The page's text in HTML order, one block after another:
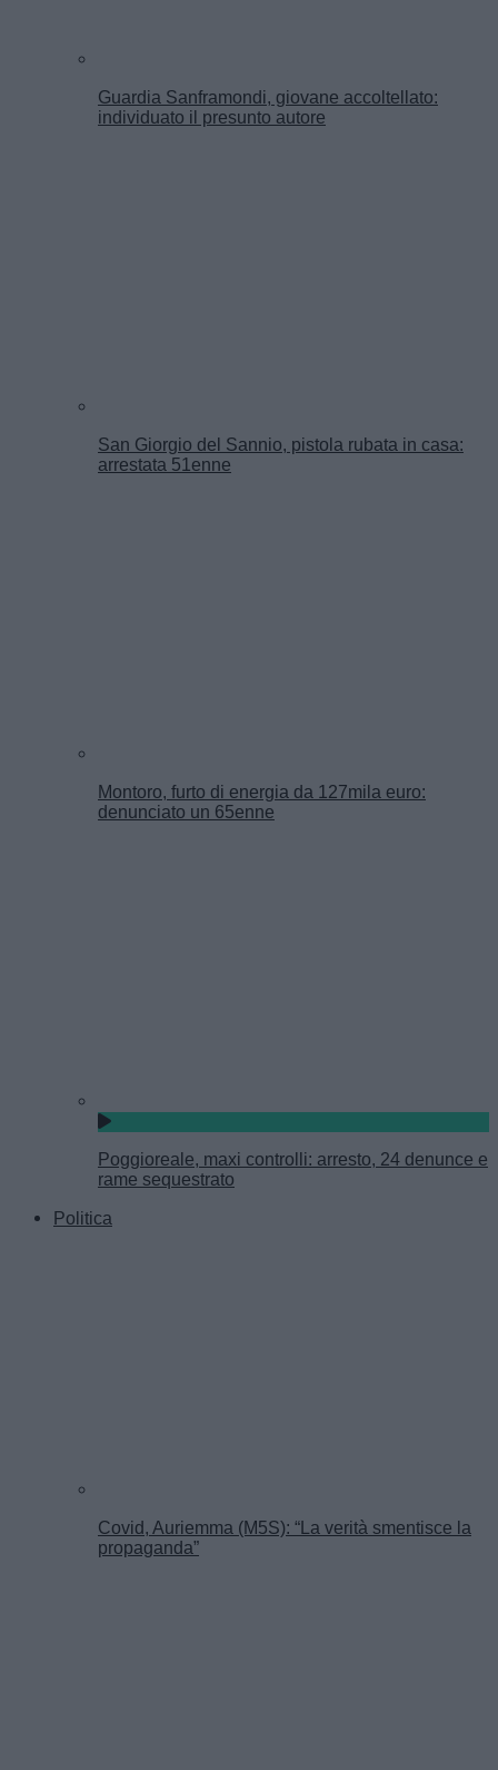
Guardia Sanframondi, giovane accoltellato:
individuato il presunto autore
San Giorgio del Sannio, pistola rubata in casa:
arrestata 51enne
Montoro, furto di energia da 127mila euro:
denunciato un 65enne
Poggioreale, maxi controlli: arresto, 24 denunce e
rame sequestrato
Politica
Covid, Auriemma (M5S): “La verità smentisce la
propaganda”